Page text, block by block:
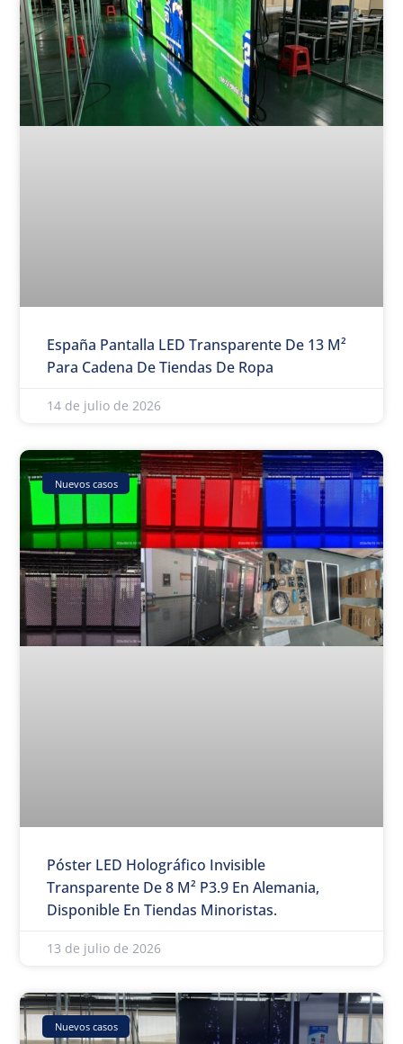
España Pantalla LED Transparente De 13 M²
Para Cadena De Tiendas De Ropa
14 de julio de 2026
Nuevos casos
Póster LED Holográfico Invisible
Transparente De 8 M² P3.9 En Alemania,
Disponible En Tiendas Minoristas.
13 de julio de 2026
Nuevos casos